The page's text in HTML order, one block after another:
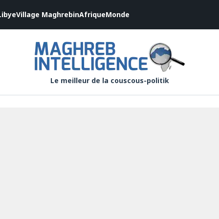
Village MaghrebinAfriqueMonde
Le meilleur de la couscous-politik